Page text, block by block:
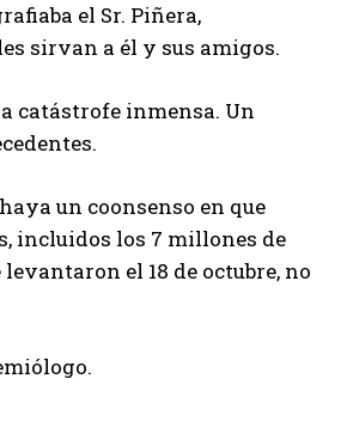
el Sr. Piñera,
sirvan a él y sus amigos.
catástrofe inmensa. Un
un coonsenso en que
incluidos los 7 millones de
levantaron el 18 de octubre, no